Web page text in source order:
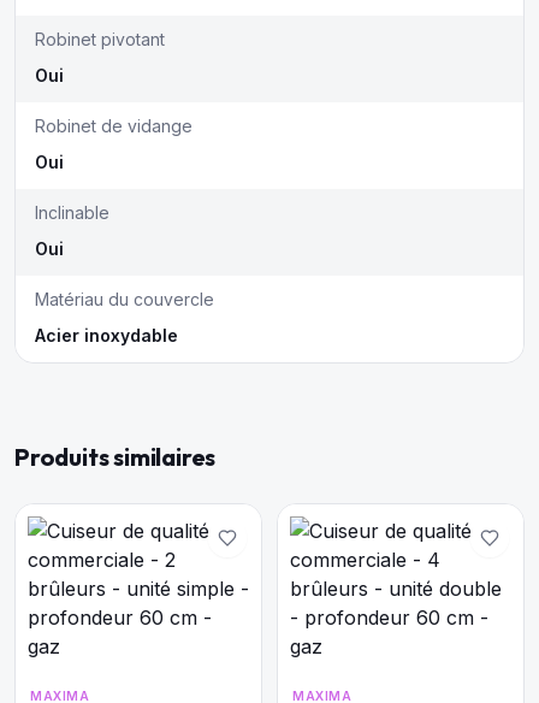
Robinet pivotant
Oui
Robinet de vidange
Oui
Inclinable
Oui
Matériau du couvercle
Acier inoxydable
Produits similaires
MAXIMA MAXIMA